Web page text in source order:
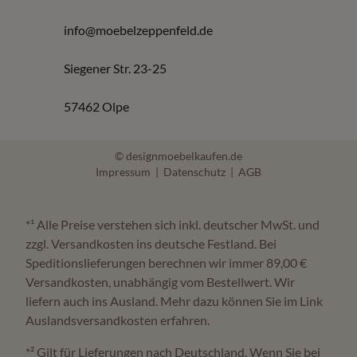
Polsterung passend zur gewünschten Festigkeit
Haustieren
Bei Möbel Zeppenfeld in Olpe finden Sie Sofas, Sessel,
Relaxmöbel und Wohnlandschaften mit Beratung und
Probesitzen.
info@moebelzeppenfeld.de
Siegener Str. 23-25
57462 Olpe
© designmoebelkaufen.de
Impressum | Datenschutz | AGB
*¹ Alle Preise verstehen sich inkl. deutscher MwSt. und
zzgl. Versandkosten ins deutsche Festland. Bei
Speditionslieferungen berechnen wir immer 89,00 €
Versandkosten, unabhängig vom Bestellwert. Wir
liefern auch ins Ausland. Mehr dazu können Sie im Link
Auslandsversandkosten erfahren.
*² Gilt für Lieferungen nach Deutschland. Wenn Sie bei